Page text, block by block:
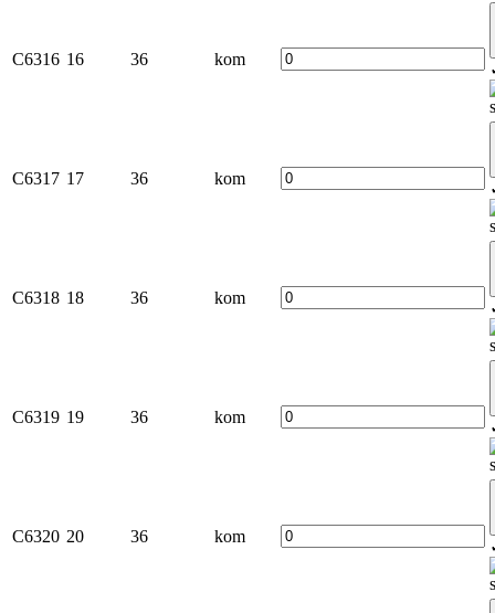
C6316 16 36 kom
C6317 17 36 kom
C6318 18 36 kom
C6319 19 36 kom
C6320 20 36 kom